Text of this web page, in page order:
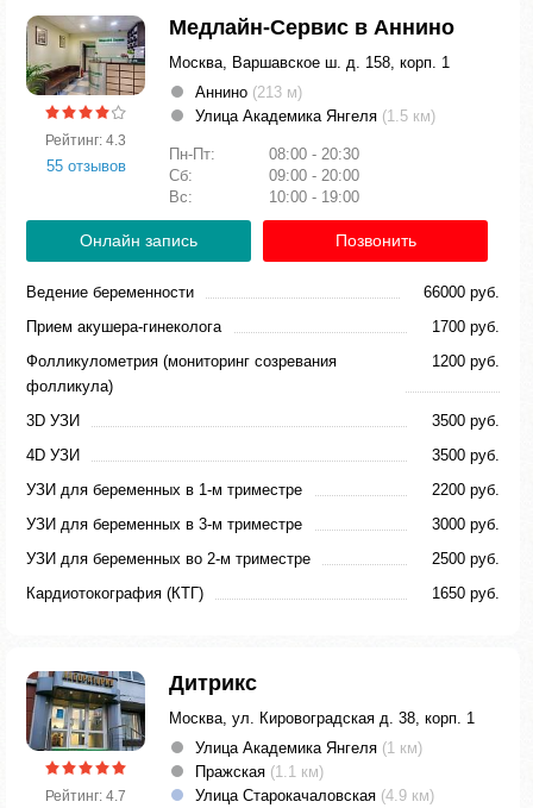
Рейтинг: 4.3
55 отзывов
Медлайн-Сервис в Аннино
Москва, Варшавское ш. д. 158, корп. 1
Аннино (213 м)
Улица Академика Янгеля (1.5 км)
Пн-Пт:
08:00 - 20:30
Сб:
09:00 - 20:00
Вс:
10:00 - 19:00
Онлайн запись Позвонить
Ведение беременности
66000 руб.
Прием акушера-гинеколога
1700 руб.
Фолликулометрия (мониторинг созревания
фолликула)
1200 руб.
3D УЗИ
3500 руб.
4D УЗИ
3500 руб.
УЗИ для беременных в 1-м триместре
2200 руб.
УЗИ для беременных в 3-м триместре
3000 руб.
УЗИ для беременных во 2-м триместре
2500 руб.
Кардиотокография (КТГ)
1650 руб.
Рейтинг: 4.7
Дитрикс
Москва, ул. Кировоградская д. 38, корп. 1
Улица Академика Янгеля (1 км)
Пражская (1.1 км)
Улица Старокачаловская (4.9 км)